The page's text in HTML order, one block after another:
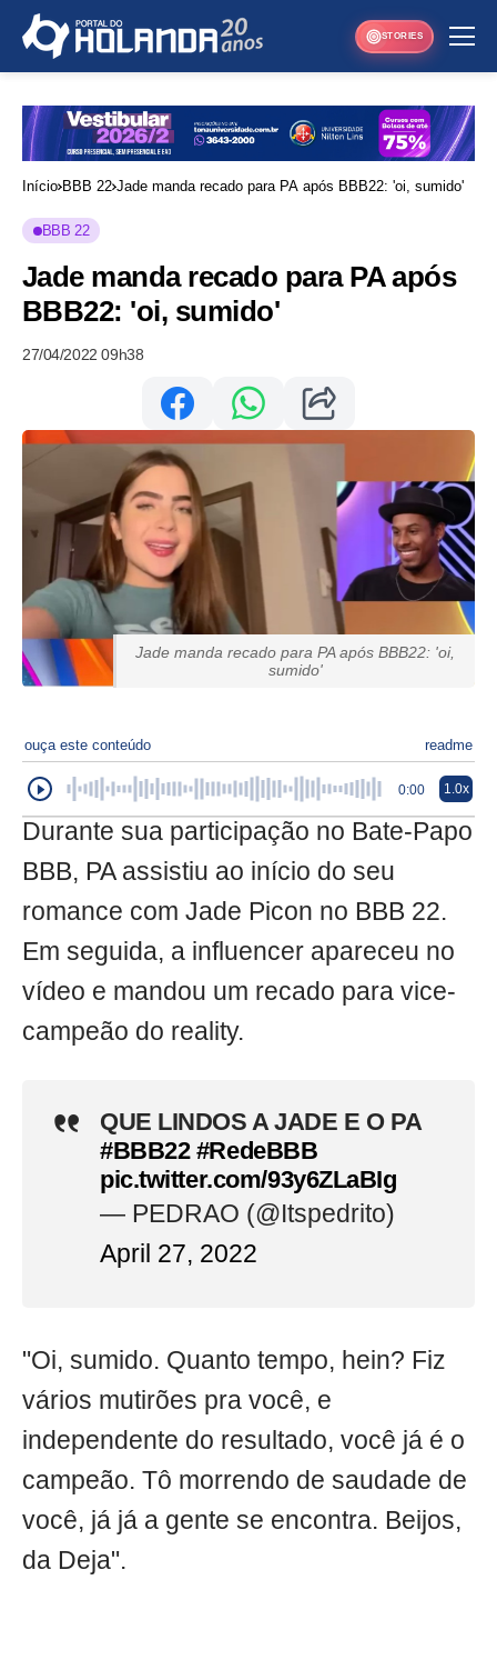
STORIES
Início BBB 22 Jade manda recado para PA após BBB22: 'oi, sumido'
BBB 22
Jade manda recado para PA após
BBB22: 'oi, sumido'
27/04/2022 09h38
Jade manda recado para PA após BBB22: 'oi,
sumido'
ouça este conteúdo readme
0:00 1.0x
Durante sua participação no Bate-Papo
BBB, PA assistiu ao início do seu
romance com Jade Picon no BBB 22.
Em seguida, a influencer apareceu no
vídeo e mandou um recado para vice-
campeão do reality.
QUE LINDOS A JADE E O PA
#BBB22 #RedeBBB
pic.twitter.com/93y6ZLaBIg
— PEDRAO (@Itspedrito)
April 27, 2022
"Oi, sumido. Quanto tempo, hein? Fiz
vários mutirões pra você, e
independente do resultado, você já é o
campeão. Tô morrendo de saudade de
você, já já a gente se encontra. Beijos,
da Deja".